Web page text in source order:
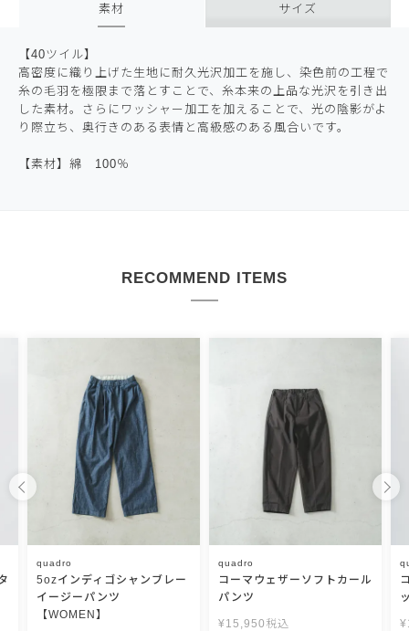
素材 サイズ
【40ツイル】
高密度に織り上げた生地に耐久光沢加工を施し、染色前の工程で
糸の毛羽を極限まで落とすことで、糸本来の上品な光沢を引き出
した素材。さらにワッシャー加工を加えることで、光の陰影がよ
り際立ち、奥行きのある表情と高級感のある風合いです。
【素材】綿 100％
RECOMMEND ITEMS
quadro
5ozインディゴシャンブレー
イージーパンツ
【WOMEN】
quadro
コーマウェザーソフトカール
パンツ
¥15,950 税込 ¥